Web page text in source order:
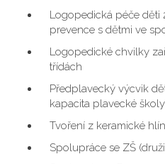
Logopedická péče děti
prevence s dětmi ve
Logopedické chvilky
třídách
Předplavecký výcvik
kapacita plavecké
Tvoření z keramické
Spolupráce se ZŠ